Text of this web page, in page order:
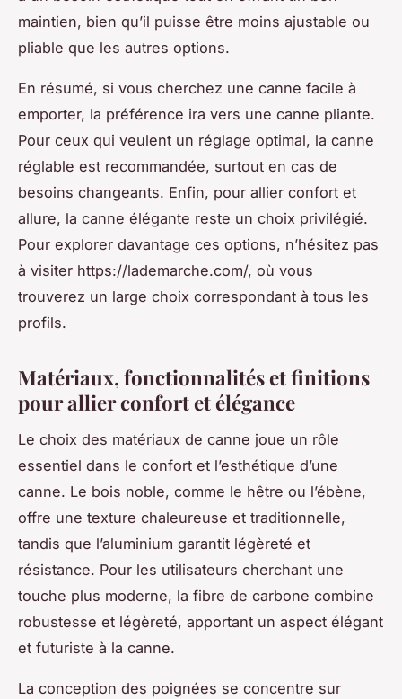
maintien, bien qu’il puisse être moins ajustable ou
pliable que les autres options.
En résumé, si vous cherchez une canne facile à
emporter, la préférence ira vers une canne pliante.
Pour ceux qui veulent un réglage optimal, la canne
réglable est recommandée, surtout en cas de
besoins changeants. Enfin, pour allier confort et
allure, la canne élégante reste un choix privilégié.
Pour explorer davantage ces options, n’hésitez pas
à visiter https://lademarche.com/, où vous
trouverez un large choix correspondant à tous les
profils.
Matériaux, fonctionnalités et finitions
pour allier confort et élégance
Le choix des matériaux de canne joue un rôle
essentiel dans le confort et l’esthétique d’une
canne. Le bois noble, comme le hêtre ou l’ébène,
offre une texture chaleureuse et traditionnelle,
tandis que l’aluminium garantit légèreté et
résistance. Pour les utilisateurs cherchant une
touche plus moderne, la fibre de carbone combine
robustesse et légèreté, apportant un aspect élégant
et futuriste à la canne.
La conception des poignées se concentre sur